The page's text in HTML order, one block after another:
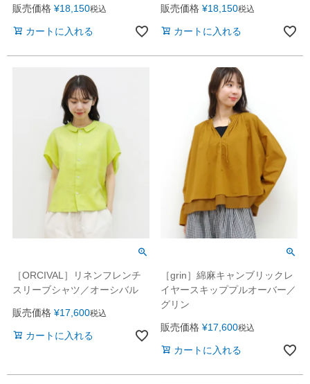
販売価格 ¥18,150税込
カートに入れる
販売価格 ¥18,150税込
カートに入れる
［ORCIVAL］リネンフレンチ
スリーブシャツ／オーシバル
販売価格 ¥17,600税込
カートに入れる
［grin］綿麻キャンブリックレ
イヤースキッププルオーバー／
グリン
販売価格 ¥17,600税込
カートに入れる